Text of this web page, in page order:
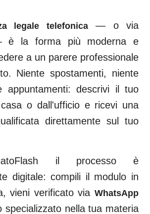
legale telefonica— o via
è la forma più moderna e
a un parere professionale
Niente spostamenti, niente
appuntamenti: descrivi il tuo
o dall'ufficio e ricevi una
direttamente sul tuo
il processo è
digitale: compili il modulo in
vieni verificato via WhatsApp
specializzato nella tua materia